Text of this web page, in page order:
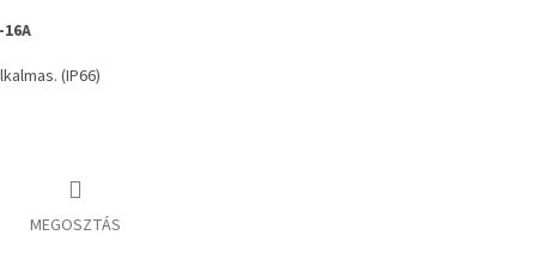
16A
(IP66)
MEGOSZTÁS